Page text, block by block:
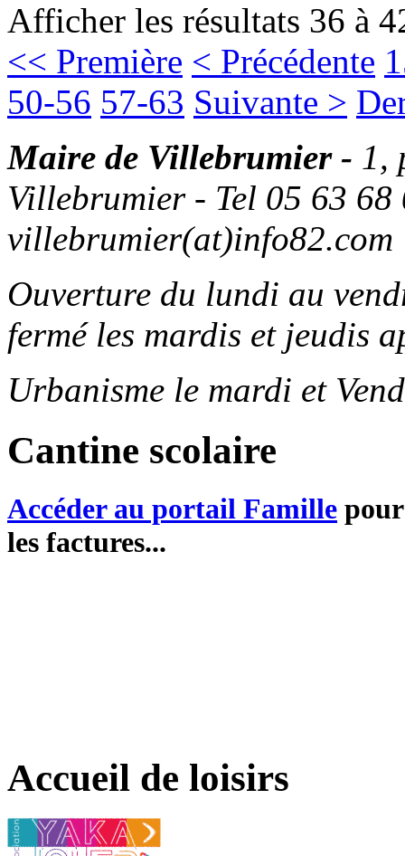
Afficher les résultats 36 à
<< Première < Précédente
50-56 57-63 Suivante >
Maire de Villebrumier - 1,
Villebrumier - Tel 05 63
villebrumier(at)info82.com
Ouverture du lundi au
fermé les mardis et jeudis
Urbanisme le mardi et
Cantine scolaire
Accéder au portail Famille
les factures...
Accueil de loisirs